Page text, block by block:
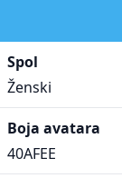
Spol
Ženski
Boja avatara
40AFEE